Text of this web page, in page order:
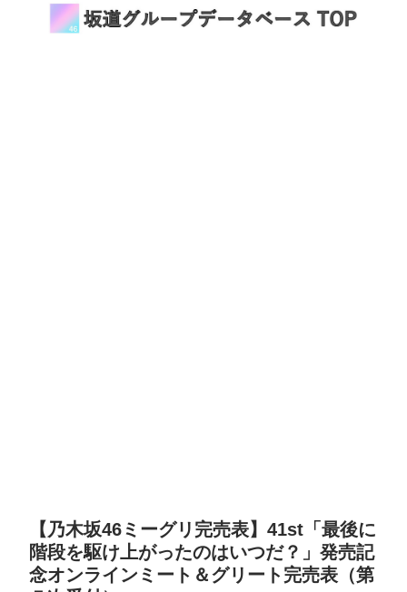
【乃木坂46ミーグリ完売表】41st「最後に
階段を駆け上がったのはいつだ？」発売記
念オンラインミート＆グリート完売表（第